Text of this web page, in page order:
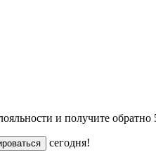
и получите
сегодня!